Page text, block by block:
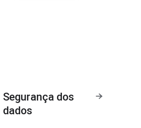
Segurança dos
dados